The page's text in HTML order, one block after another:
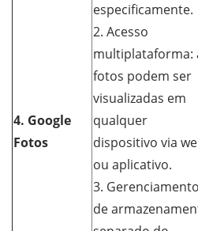
4. Google
Fotos
especificamente.
2. Acesso
multiplataforma:
fotos podem ser
visualizadas em
qualquer
dispositivo via
ou aplicativo.
3. Gerenciamento
de